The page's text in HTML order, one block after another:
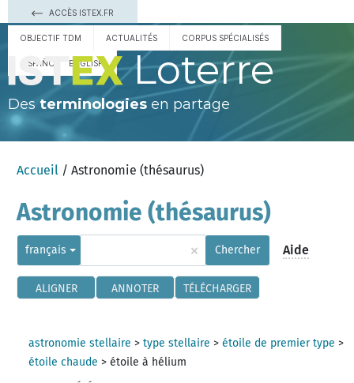
ACCÈS ISTEX.FR
OBJECTIF TDM ACTUALITÉS CORPUS SPÉCIALISÉS
ESPAÑOL ENGLISH Loterre
Des terminologies en partage
Accueil / Astronomie (thésaurus)
Astronomie (thésaurus)
français × Chercher Aide
ALIGNER ANNOTER TÉLÉCHARGER
astronomie stellaire >type stellaire >étoile de premier type >
étoile chaude >étoile à hélium